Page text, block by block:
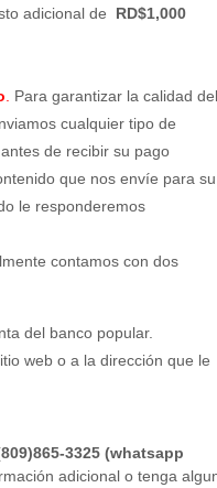
adicional de RD$1,000
Para garantizar la calidad del
cualquier tipo de
de recibir su pago
que nos envíe para su
le responderemos
contamos con dos
del banco popular.
web o a la dirección que le
3325 (whatsapp
adicional o tenga